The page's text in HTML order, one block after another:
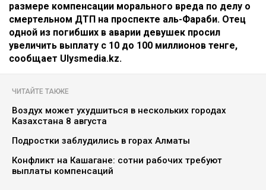
размере компенсации морального вреда по делу о
смертельном ДТП на проспекте аль-Фараби. Отец
одной из погибших в аварии девушек просил
увеличить выплату с 10 до 100 миллионов тенге,
сообщает Ulysmedia.kz.
ЧИТАЙТЕ ТАКЖЕ
Воздух может ухудшиться в нескольких городах
Казахстана 8 августа
Подростки заблудились в горах Алматы
Конфликт на Кашагане: сотни рабочих требуют
выплаты компенсаций